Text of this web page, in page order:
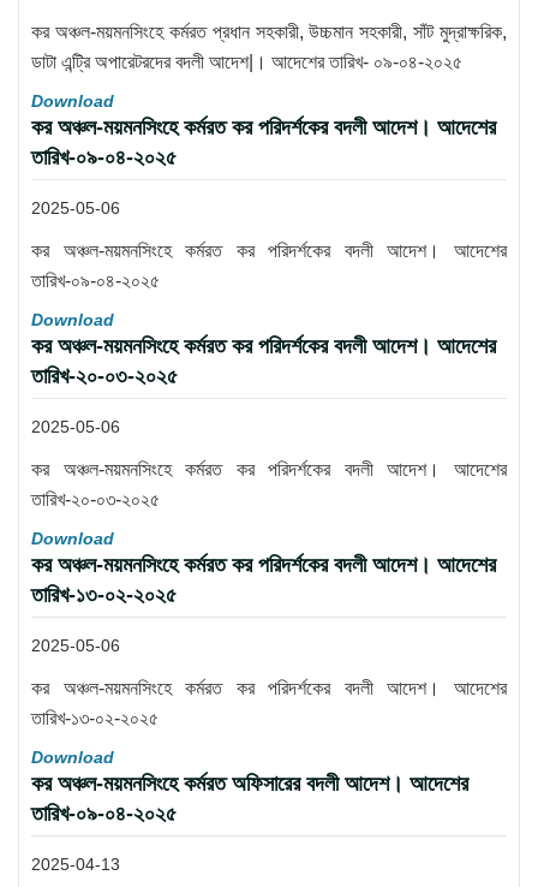
কর অঞ্চল-ময়মনসিংহে কর্মরত প্রধান সহকারী, উচ্চমান সহকারী, সাঁট মুদ্রাক্ষরিক,
ডাটা এন্ট্রি অপারেটরদের বদলী আদেশ|। আদেশের তারিখ- ০৯-০৪-২০২৫
Download
কর অঞ্চল-ময়মনসিংহে কর্মরত কর পরিদর্শকের বদলী আদেশ। আদেশের
তারিখ-০৯-০৪-২০২৫
2025-05-06
কর অঞ্চল-ময়মনসিংহে কর্মরত কর পরিদর্শকের বদলী আদেশ। আদেশের
তারিখ-০৯-০৪-২০২৫
Download
কর অঞ্চল-ময়মনসিংহে কর্মরত কর পরিদর্শকের বদলী আদেশ। আদেশের
তারিখ-২০-০৩-২০২৫
2025-05-06
কর অঞ্চল-ময়মনসিংহে কর্মরত কর পরিদর্শকের বদলী আদেশ। আদেশের
তারিখ-২০-০৩-২০২৫
Download
কর অঞ্চল-ময়মনসিংহে কর্মরত কর পরিদর্শকের বদলী আদেশ। আদেশের
তারিখ-১৩-০২-২০২৫
2025-05-06
কর অঞ্চল-ময়মনসিংহে কর্মরত কর পরিদর্শকের বদলী আদেশ। আদেশের
তারিখ-১৩-০২-২০২৫
Download
কর অঞ্চল-ময়মনসিংহে কর্মরত অফিসারের বদলী আদেশ। আদেশের
তারিখ-০৯-০৪-২০২৫
2025-04-13